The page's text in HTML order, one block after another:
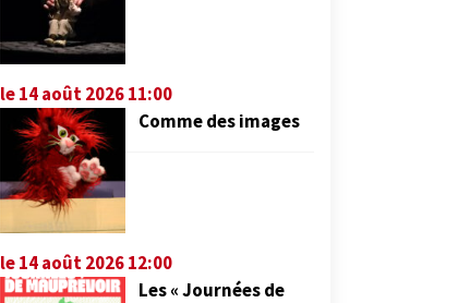
le 14 août 2026 11:00
Comme des images
le 14 août 2026 12:00
Les « Journées de